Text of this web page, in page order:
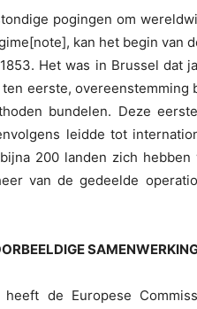
pogingen om
kan het begin van
Het was in Brussel dat
eerste,
bundelen. Deze
leidde tot
200 landen zich
van de gedeelde
de Europese